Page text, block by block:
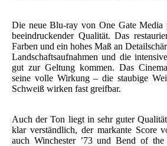
Die neue Blu-ray von One Gate Media
beeindruckender Qualität. Das
Farben und ein hohes Maß an
Landschaftsaufnahmen und die
gut zur Geltung kommen. Das
seine volle Wirkung – die staubige
Schweiß wirken fast greifbar.
Auch der Ton liegt in sehr guter
klar verständlich, der markante Score
auch Winchester ’73 und Bend of